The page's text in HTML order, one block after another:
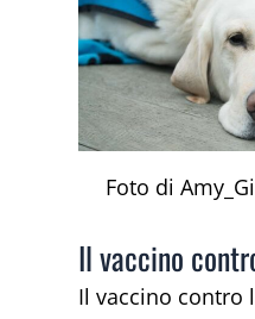
Foto di
Il vaccino
Il vaccino contro